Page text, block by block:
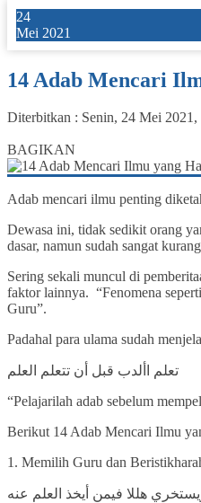
24
Mei 2021
14 Adab Mencari
Diterbitkan : Senin, 24 Mei 2021,
BAGIKAN
Adab mencari ilmu penting
Dewasa ini, tidak sedikit orang
dasar, namun sudah sangat
Sering sekali muncul di
faktor lainnya. “Fenomena
Guru”.
Padahal para ulama sudah
تعلم األدب قبل أن تتعلم العلم
“Pelajarilah adab sebelum
Berikut 14 Adab Mencari Ilmu
1. Memilih Guru dan
هللا فيمن أيخذ العلم عنه